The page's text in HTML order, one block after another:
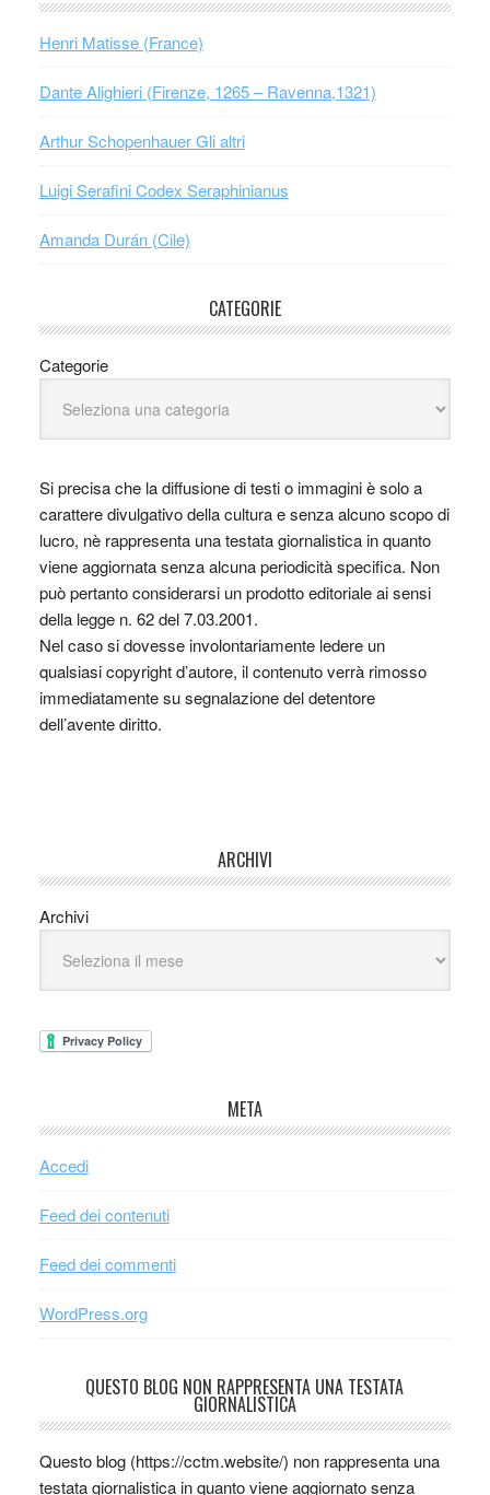
Henri Matisse (France)
Dante Alighieri (Firenze, 1265 – Ravenna,1321)
Arthur Schopenhauer Gli altri
Luigi Serafini Codex Seraphinianus
Amanda Durán (Cile)
CATEGORIE
Categorie
Si precisa che la diffusione di testi o immagini è solo a
carattere divulgativo della cultura e senza alcuno scopo di
lucro, nè rappresenta una testata giornalistica in quanto
viene aggiornata senza alcuna periodicità specifica. Non
può pertanto considerarsi un prodotto editoriale ai sensi
della legge n. 62 del 7.03.2001.
Nel caso si dovesse involontariamente ledere un
qualsiasi copyright d’autore, il contenuto verrà rimosso
immediatamente su segnalazione del detentore
dell’avente diritto.
ARCHIVI
Archivi
META
Accedi
Feed dei contenuti
Feed dei commenti
WordPress.org
QUESTO BLOG NON RAPPRESENTA UNA TESTATA
GIORNALISTICA
Questo blog (https://cctm.website/) non rappresenta una
testata giornalistica in quanto viene aggiornato senza